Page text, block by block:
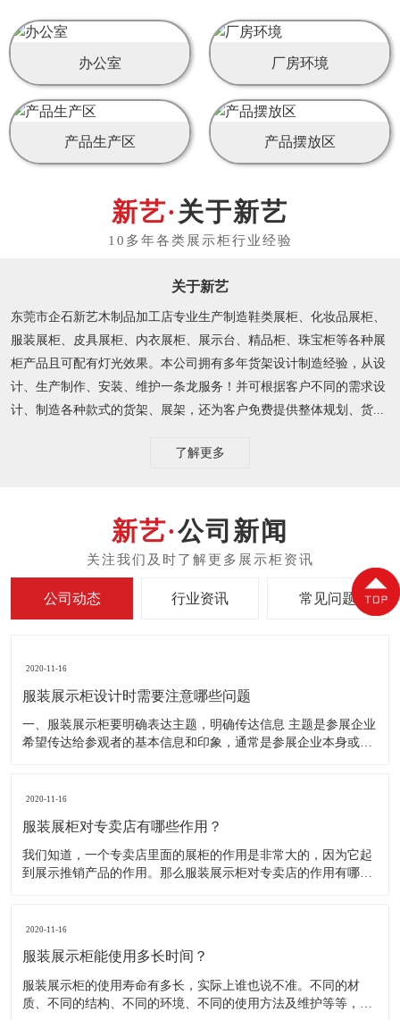
办公室 厂房环境
产品生产区 产品摆放区
关于新艺
关于新艺
东莞市企石新艺木制品加工店专业生产制造鞋类展柜、化妆品展柜、
服装展柜、皮具展柜、内衣展柜、展示台、精品柜、珠宝柜等各种展
柜产品且可配有灯光效果。本公司拥有多年货架设计制造经验，从设
计、生产制作、安装、维护一条龙服务！并可根据客户不同的需求设
计、制造各种款式的货架、展架，还为客户免费提供整体规划、货...
了解更多
公司新闻
公司动态 行业资讯 常见问题
2020-11-16
服装展示柜设计时需要注意哪些问题
一、服装展示柜要明确表达主题，明确传达信息 主题是参展企业
希望传达给参观者的基本信息和印象，通常是参展企业本身或产
2020-11-16
服装展柜对专卖店有哪些作用？
我们知道，一个专卖店里面的展柜的作用是非常大的，因为它起
到展示推销产品的作用。那么服装展示柜对专卖店的作用有哪些
陈列展示商品。把商品的风采展现在消费者面前，使消费者对商
2020-11-16
服装展示柜能使用多长时间？
服装展示柜的使用寿命有多长，实际上谁也说不准。不同的材
质、不同的结构、不同的环境、不同的使用方法及维护等等，都